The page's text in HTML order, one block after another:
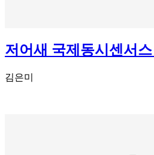
저어새 국제동시센서스
김은미